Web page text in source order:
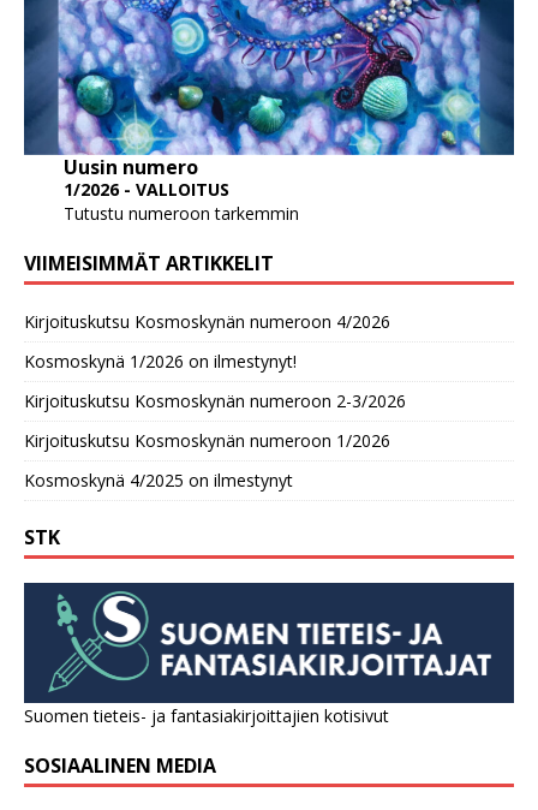
Uusin numero
1/2026 - VALLOITUS
Tutustu numeroon tarkemmin
VIIMEISIMMÄT ARTIKKELIT
Kirjoituskutsu Kosmoskynän numeroon 4/2026
Kosmoskynä 1/2026 on ilmestynyt!
Kirjoituskutsu Kosmoskynän numeroon 2-3/2026
Kirjoituskutsu Kosmoskynän numeroon 1/2026
Kosmoskynä 4/2025 on ilmestynyt
STK
Suomen tieteis- ja fantasiakirjoittajien kotisivut
SOSIAALINEN MEDIA